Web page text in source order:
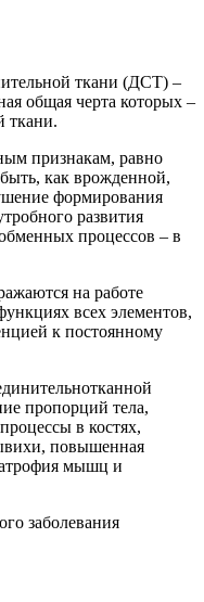
ткани (ДСТ) –
общая черта которых –
ткани.
признакам, равно
как врожденной,
формирования
развития
процессов – в
на работе
всех элементов,
к постоянному
пропорций тела,
в костях,
повышенная
атрофия мышц и
заболевания